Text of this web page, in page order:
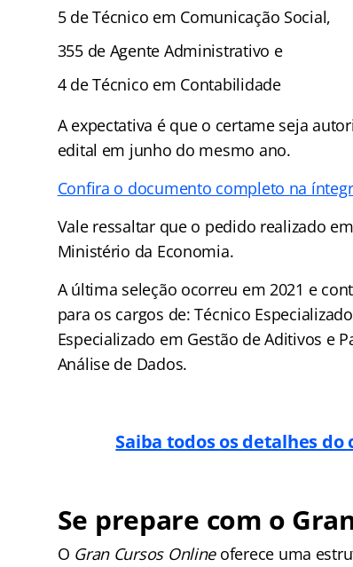
5 de Técnico em Comunicação Social,
355 de Agente Administrativo e
4 de Técnico em Contabilidade
A expectativa é que o certame seja
edital em junho do mesmo ano.
Confira o documento completo na
Vale ressaltar que o pedido realizado
Ministério da Economia.
A última seleção ocorreu em 2021 e
para os cargos de: Técnico
Especializado em Gestão de Aditivos e
Análise de Dados.
Saiba todos os detalhes
Se prepare com o
O Gran Cursos Onlineoferece uma